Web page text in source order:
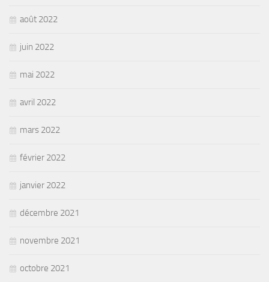
août 2022
juin 2022
mai 2022
avril 2022
mars 2022
février 2022
janvier 2022
décembre 2021
novembre 2021
octobre 2021